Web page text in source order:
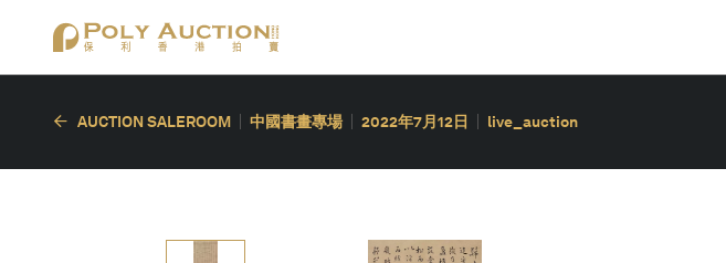
AUCTION SALEROOM 中國書畫專場 2022年7月12日 live_auction